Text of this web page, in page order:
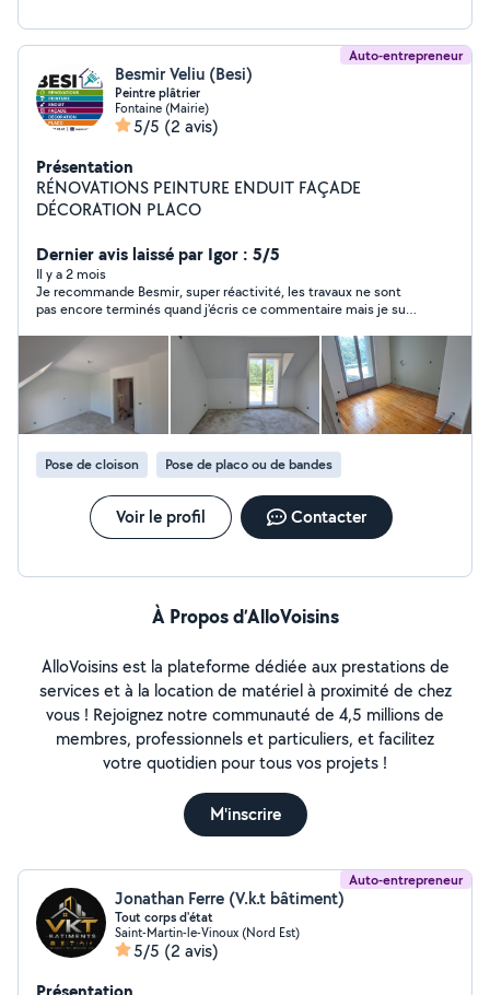
Auto-entrepreneur
Besmir Veliu (Besi)
Peintre plâtrier
Fontaine (Mairie)
5/5 (2 avis)
Présentation
RÉNOVATIONS PEINTURE ENDUIT FAÇADE
DÉCORATION PLACO
Dernier avis laissé par Igor : 5/5
Il y a 2 mois
Je recommande Besmir, super réactivité, les travaux ne sont
pas encore terminés quand j'écris ce commentaire mais je suis
Pose de cloison Pose de placo ou de bandes
Voir le profil Contacter
À Propos d’AlloVoisins
AlloVoisins est la plateforme dédiée aux prestations de
services et à la location de matériel à proximité de chez
vous ! Rejoignez notre communauté de 4,5 millions de
membres, professionnels et particuliers, et facilitez
votre quotidien pour tous vos projets !
M'inscrire
Auto-entrepreneur
Jonathan Ferre (V.k.t bâtiment)
Tout corps d'état
Saint-Martin-le-Vinoux (Nord Est)
5/5 (2 avis)